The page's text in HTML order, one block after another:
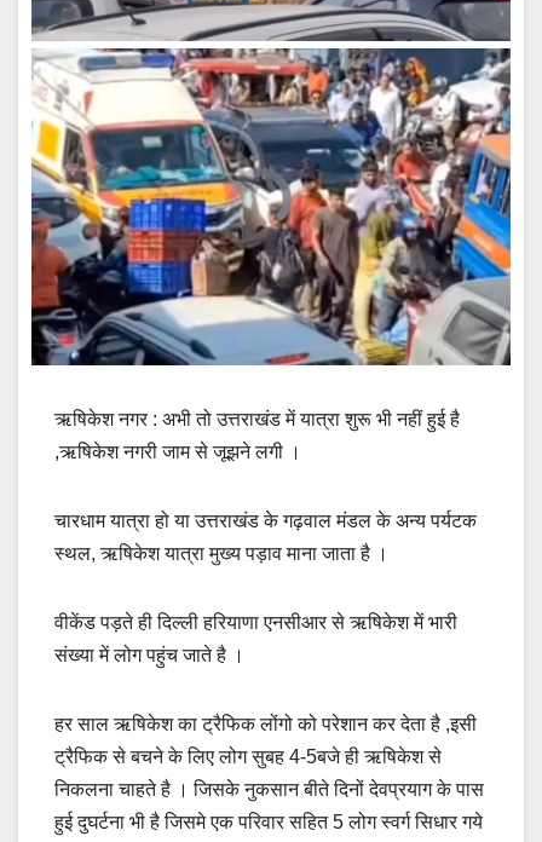
ऋषिकेश नगर : अभी तो उत्तराखंड में यात्रा शुरू भी नहीं हुई है
,ऋषिकेश नगरी जाम से जूझने लगी ।
चारधाम यात्रा हो या उत्तराखंड के गढ़वाल मंडल के अन्य पर्यटक
स्थल, ऋषिकेश यात्रा मुख्य पड़ाव माना जाता है ।
वीकेंड पड़ते ही दिल्ली हरियाणा एनसीआर से ऋषिकेश में भारी
संख्या में लोग पहुंच जाते है ।
हर साल ऋषिकेश का ट्रैफिक लोंगो को परेशान कर देता है ,इसी
ट्रैफिक से बचने के लिए लोग सुबह 4-5बजे ही ऋषिकेश से
निकलना चाहते है । जिसके नुकसान बीते दिनों देवप्रयाग के पास
हुई दुघर्टना भी है जिसमे एक परिवार सहित 5 लोग स्वर्ग सिधार गये